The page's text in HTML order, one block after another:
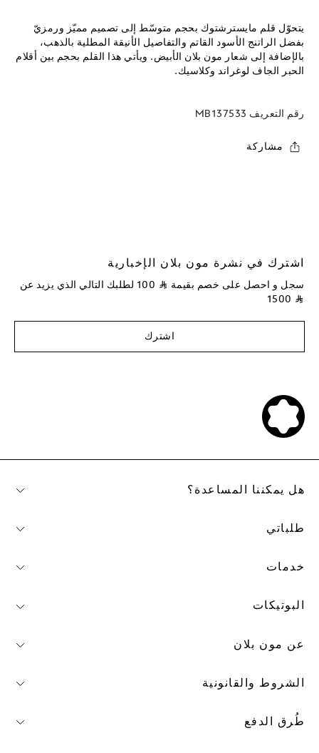
يتحوّل قلم مايسترشتوك بحجم متوسّط إلى تصميم مميّز ورمزيّ
بفضل الراتنج الأسود القاتم والتفاصيل الأنيقة المطلية بالذهب،
بالإضافة إلى شعار مون بلان الأبيض. ويأتي هذا القلم بحجم بين أقلام
الحبر الجاف لوغراند وكلاسيك.
رقم التعريف MB137533
مشاركة
اشترك في نشرة مون بلان الإخبارية
سجل و احصل على خصم بقيمة ⃁
لطلبك التالي الذي يزيد عن
⃁
اشترك
طُرق الدفع
هل يمكننا المساعدة؟
طلباتي
خدمات
البوتيكات
عن مون بلان
الشروط والقانونية